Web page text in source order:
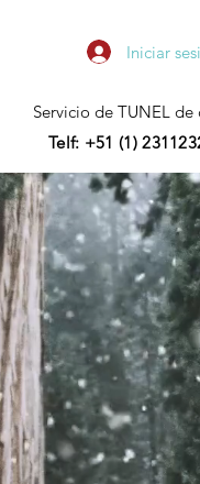
Iniciar
Servicio de TUNEL
​Telf: +51 (1)